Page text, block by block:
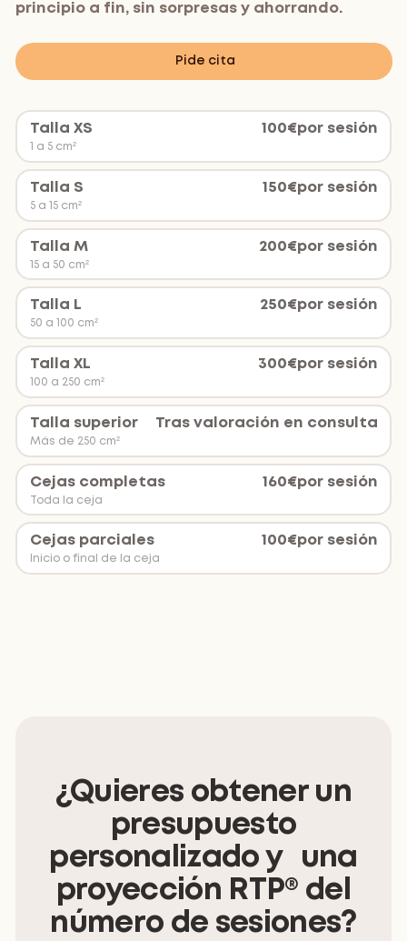
principio a fin, sin sorpresas y ahorrando.
Pide cita
Talla XS
1 a 5 cm²
100€por sesión
Talla S
5 a 15 cm²
150€por sesión
Talla M
15 a 50 cm²
200€por sesión
Talla L
50 a 100 cm²
250€por sesión
Talla XL
100 a 250 cm²
300€por sesión
Talla superior
Más de 250 cm²
Tras valoración en consulta
Cejas completas
Toda la ceja
160€por sesión
Cejas parciales
Inicio o final de la ceja
100€por sesión
¿Quieres obtener un
presupuesto
personalizado y una
proyección RTP® del
número de sesiones?